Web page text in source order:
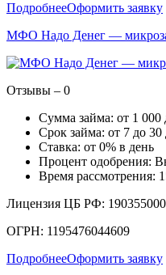
ПодробнееОформить заявку
МФО Надо Денег —
Отзывы – 0
Сумма займа: от 1 000
Срок займа: от 7 до 30
Ставка: от 0% в день
Процент одобрения:
Время рассмотрения:
Лицензия ЦБ РФ:
ОГРН: 1195476044609
ПодробнееОформить заявку